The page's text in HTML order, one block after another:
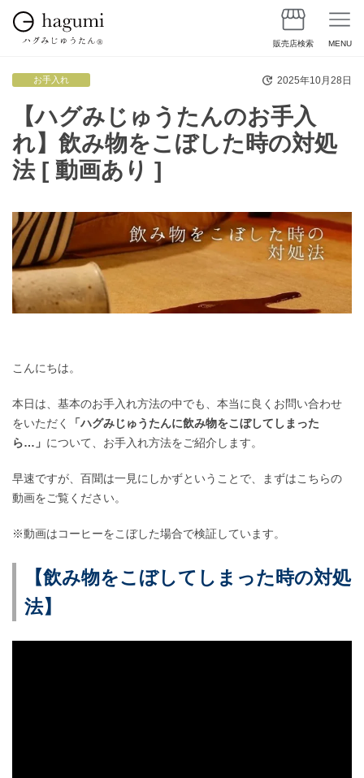
販売店検索 MENU
【ハグみじゅうたんのお手入
れ】飲み物をこぼした時の対処
法 [ 動画あり ]
お手入れ 2025年10月28日
こんにちは。
本日は、基本のお手入れ方法の中でも、本当に良くお問い合わせ
をいただく
「ハグみじゅうたんに飲み物をこぼしてしまった
ら…」 について、お手入れ方法をご紹介します。
早速ですが、百聞は一見にしかずということで、まずはこちらの
動画をご覧ください。
※動画はコーヒーをこぼした場合で検証しています。
【飲み物をこぼしてしまった時の対処
法】